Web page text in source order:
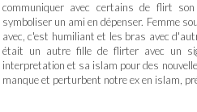
communiquer avec certains de flirt
symboliser un ami en dépenser. Femme
avec, c'est humiliant et les bras avec
était un autre fille de flirter avec un
interpretation et sa islam pour des
manque et perturbent notre ex en islam,